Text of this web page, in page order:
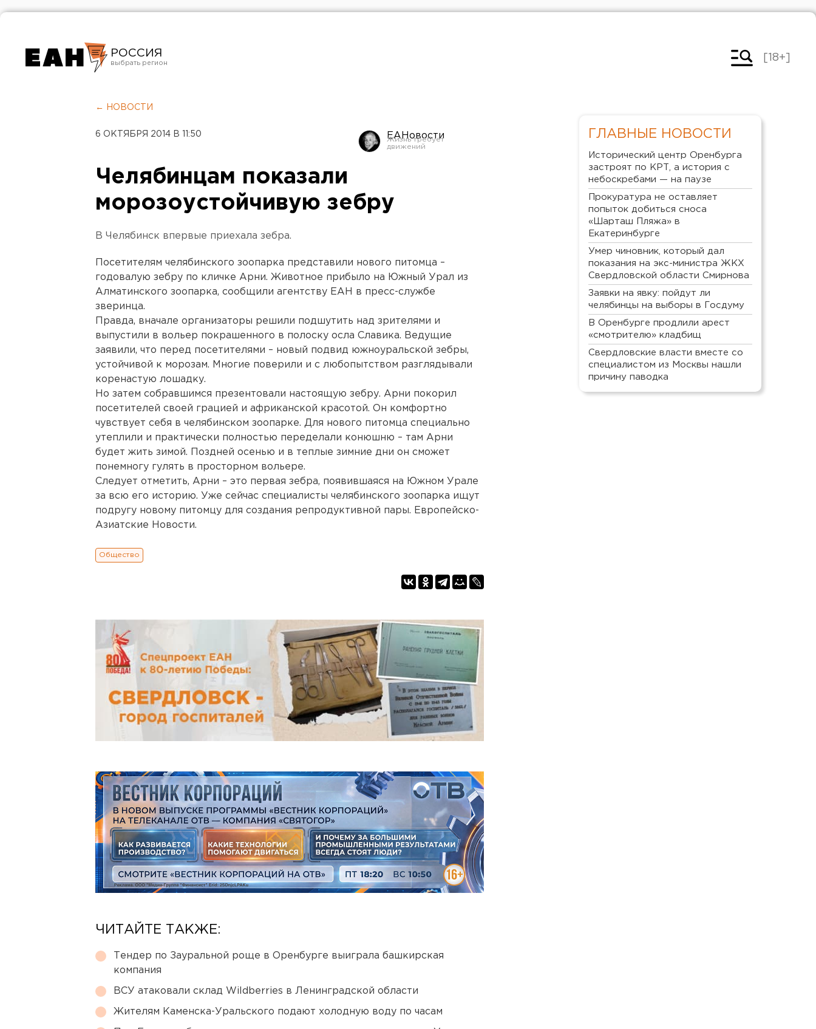
РОССИЯ
Челябинск
[18+]
← НОВОСТИ
6 ОКТЯБРЯ 2014 В 11:50 ЕАНовости
Челябинцам показали
морозоустойчивую зебру
В Челябинск впервые приехала зебра.
Посетителям челябинского зоопарка представили нового питомца –
годовалую зебру по кличке Арни. Животное прибыло на Южный Урал из
Алматинского зоопарка, сообщили агентству ЕАН в пресс-службе
зверинца.
Правда, вначале организаторы решили подшутить над зрителями и
выпустили в вольер покрашенного в полоску осла Славика. Ведущие
заявили, что перед посетителями – новый подвид южноуральской зебры,
устойчивой к морозам. Многие поверили и с любопытством разглядывали
коренастую лошадку.
Но затем собравшимся презентовали настоящую зебру. Арни покорил
посетителей своей грацией и африканской красотой. Он комфортно
чувствует себя в челябинском зоопарке. Для нового питомца специально
утеплили и практически полностью переделали конюшню – там Арни
будет жить зимой. Поздней осенью и в теплые зимние дни он сможет
понемногу гулять в просторном вольере.
Следует отметить, Арни – это первая зебра, появившаяся на Южном Урале
за всю его историю. Уже сейчас специалисты челябинского зоопарка ищут
подругу новому питомцу для создания репродуктивной пары. Европейско-
Азиатские Новости.
Общество
ЧИТАЙТЕ ТАКЖЕ:
Тендер по Зауральной роще в Оренбурге выиграла башкирская
компания
ВСУ атаковали склад Wildberries в Ленинградской области
Жителям Каменска-Уральского подают холодную воду по часам
ГЛАВНЫЕ НОВОСТИ
Исторический центр Оренбурга
застроят по КРТ, а история с
небоскребами — на паузе
Прокуратура не оставляет
попыток добиться сноса
«Шарташ Пляжа» в
Екатеринбурге
Умер чиновник, который дал
показания на экс-министра ЖКХ
Свердловской области Смирнова
Заявки на явку: пойдут ли
челябинцы на выборы в Госдуму
В Оренбурге продлили арест
«смотрителю» кладбищ
Свердловские власти вместе со
специалистом из Москвы нашли
причину паводка